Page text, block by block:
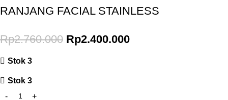
RANJANG FACIAL STAINLESS
Rp2.760.000 Rp2.400.000
Stok 3
Stok 3